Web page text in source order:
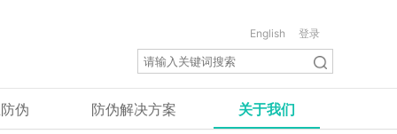
登录
English
伪 防伪解决方案 关于我们